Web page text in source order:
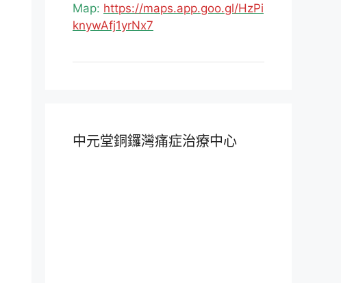
Map: https://maps.app.goo.gl/HzPi
knywAfj1yrNx7
中元堂銅鑼灣痛症治療中心